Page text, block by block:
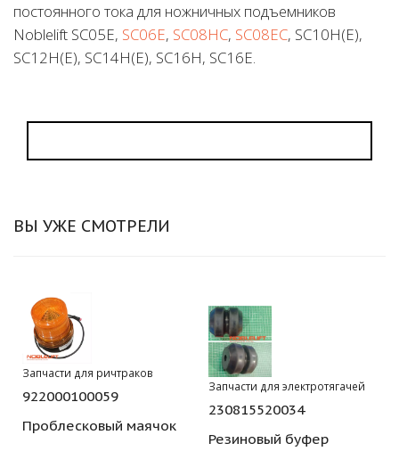
постоянного тока для ножничных подъемников
Noblelift SC05E, SC06E, SC08HC, SC08EC, SC10H(Е),
SC12H(Е), SC14H(Е), SC16H, SC16Е.
ВЫ УЖЕ СМОТРЕЛИ
Запчасти для ричтраков
922000100059
Проблесковый маячок
Запчасти для электротягачей
230815520034
Резиновый буфер